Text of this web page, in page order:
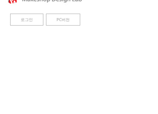
로그인 PC버전